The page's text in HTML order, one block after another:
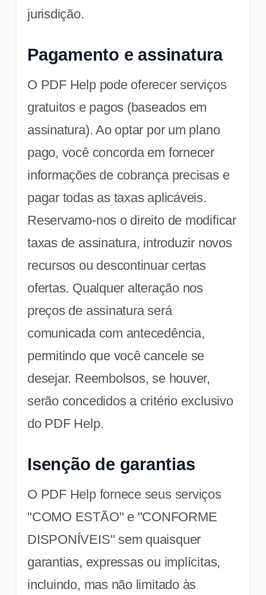
jurisdição.
Pagamento e assinatura
O PDF Help pode oferecer serviços
gratuitos e pagos (baseados em
assinatura). Ao optar por um plano
pago, você concorda em fornecer
informações de cobrança precisas e
pagar todas as taxas aplicáveis.
Reservamo-nos o direito de modificar
taxas de assinatura, introduzir novos
recursos ou descontinuar certas
ofertas. Qualquer alteração nos
preços de assinatura será
comunicada com antecedência,
permitindo que você cancele se
desejar. Reembolsos, se houver,
serão concedidos a critério exclusivo
do PDF Help.
Isenção de garantias
O PDF Help fornece seus serviços
"COMO ESTÃO" e "CONFORME
DISPONÍVEIS" sem quaisquer
garantias, expressas ou implícitas,
incluindo, mas não limitado às